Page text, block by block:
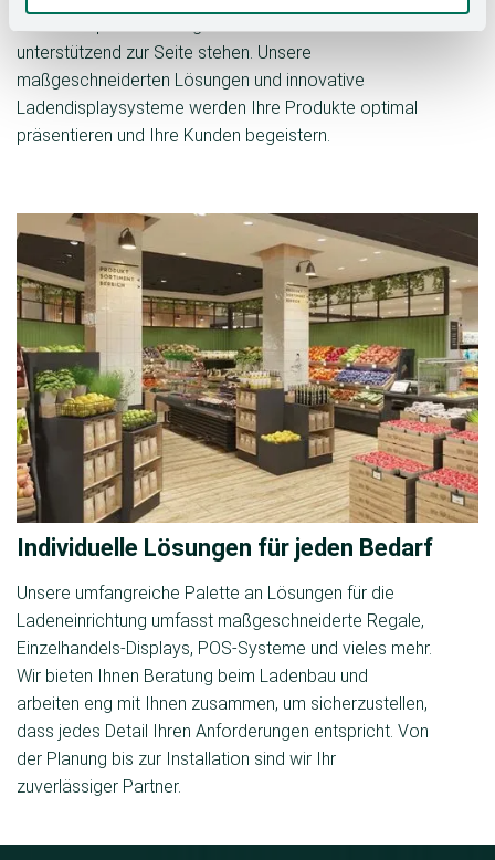
unterstützend zur Seite stehen. Unsere
maßgeschneiderten Lösungen und innovative
Ladendisplaysysteme werden Ihre Produkte optimal
präsentieren und Ihre Kunden begeistern.
Individuelle Lösungen für jeden Bedarf
Unsere umfangreiche Palette an Lösungen für die
Ladeneinrichtung umfasst maßgeschneiderte Regale,
Einzelhandels-Displays, POS-Systeme und vieles mehr.
Wir bieten Ihnen Beratung beim Ladenbau und
arbeiten eng mit Ihnen zusammen, um sicherzustellen,
dass jedes Detail Ihren Anforderungen entspricht. Von
der Planung bis zur Installation sind wir Ihr
zuverlässiger Partner.